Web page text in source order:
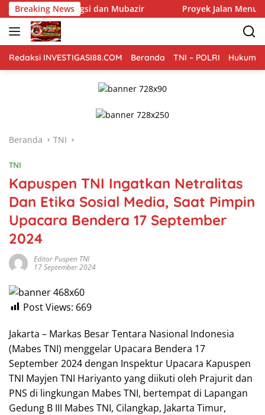
Langsung
ke
konten
Breaking News
dan Mubazir Proyek Jalan Menuju Rantau Aceh
Redaksi INVESTIGASI88.COM Beranda TNI – POLRI Hukum
Beranda TNI
TNI
Kapuspen TNI Ingatkan Netralitas
Dan Etika Sosial Media, Saat Pimpin
Upacara Bendera 17 September
2024
Editor Puspen TNI
17 September 2024
Post Views: 669
Jakarta – Markas Besar Tentara Nasional Indonesia
(Mabes TNI) menggelar Upacara Bendera 17
September 2024 dengan Inspektur Upacara Kapuspen
TNI Mayjen TNI Hariyanto yang diikuti oleh Prajurit dan
PNS di lingkungan Mabes TNI, bertempat di Lapangan
Gedung B III Mabes TNI, Cilangkap, Jakarta Timur,